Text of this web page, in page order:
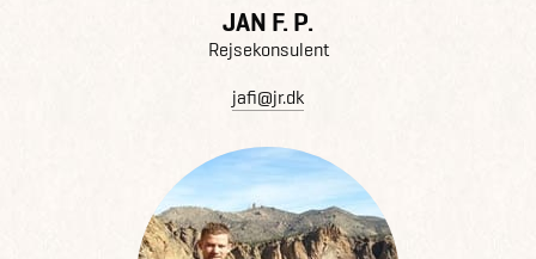
JAN F. P.
Rejsekonsulent
jafi@jr.dk